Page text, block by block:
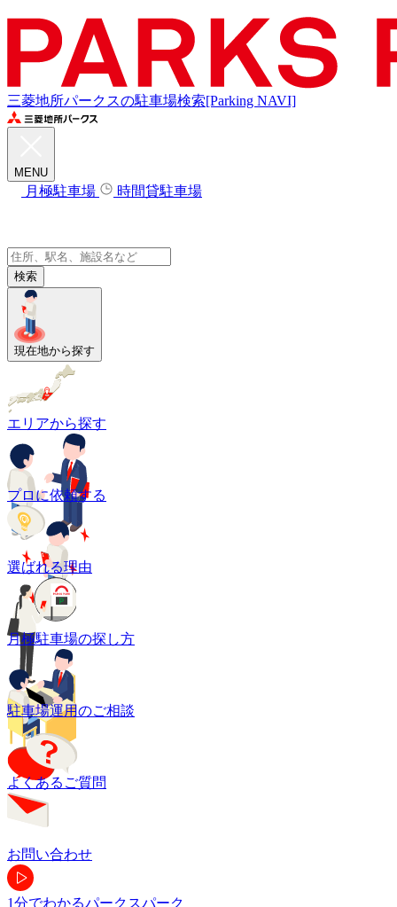
三菱地所パークスの駐車場検索[Parking NAVI]
MENU
月極駐車場 時間貸駐車場
検索
現在地から探す
エリアから探す
プロに依頼する
選ばれる理由
月極駐車場の探し方
駐車場運用のご相談
よくあるご質問
お問い合わせ
1分でわかるパークスパーク